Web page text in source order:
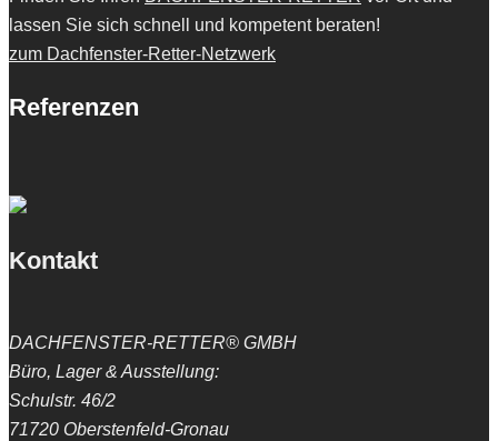
lassen Sie sich schnell und kompetent beraten!
zum Dachfenster-Retter-Netzwerk
Referenzen
Kontakt
DACHFENSTER-RETTER® GMBH
Büro, Lager & Ausstellung:
Schulstr. 46/2
71720 Oberstenfeld-Gronau